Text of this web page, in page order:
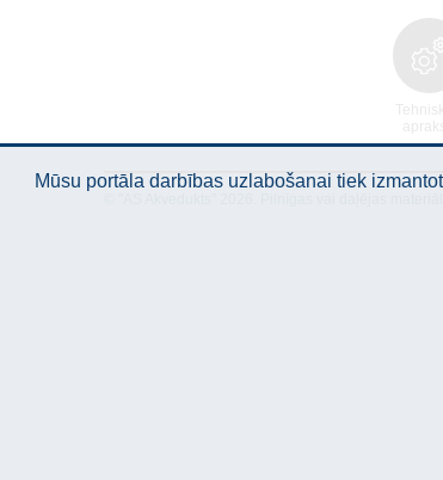
Mūsu portāla darbības uzlabošanai tiek